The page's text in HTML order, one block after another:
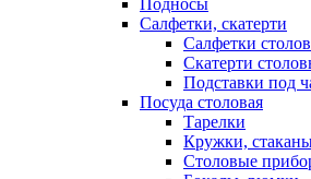
Подносы
Салфетки, скатерти
Салфетки
Скатерти
Подставки под
Посуда столовая
Тарелки
Кружки,
Столовые